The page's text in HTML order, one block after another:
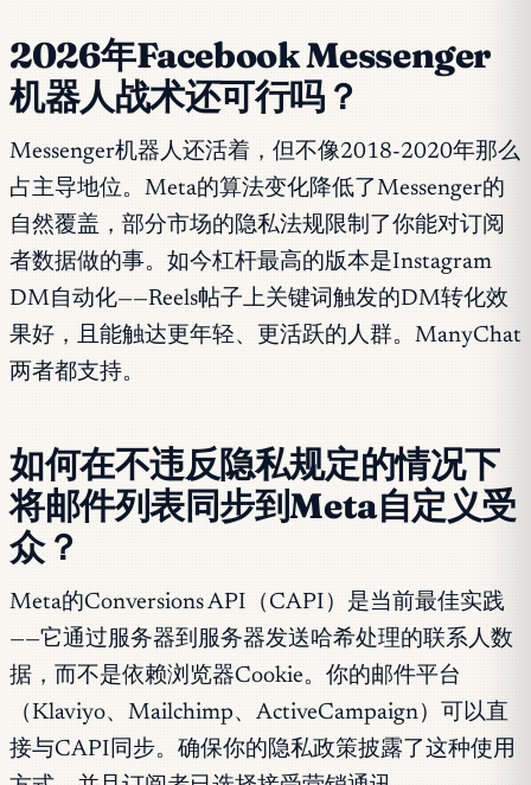
2026年Facebook Messenger
机器人战术还可行吗？
Messenger机器人还活着，但不像2018-2020年那么
占主导地位。Meta的算法变化降低了Messenger的
自然覆盖，部分市场的隐私法规限制了你能对订阅
者数据做的事。如今杠杆最高的版本是Instagram
DM自动化——Reels帖子上关键词触发的DM转化效
果好，且能触达更年轻、更活跃的人群。ManyChat
两者都支持。
如何在不违反隐私规定的情况下
将邮件列表同步到Meta自定义受
众？
Meta的Conversions API（CAPI）是当前最佳实践
——它通过服务器到服务器发送哈希处理的联系人数
据，而不是依赖浏览器Cookie。你的邮件平台
（Klaviyo、Mailchimp、ActiveCampaign）可以直
接与CAPI同步。确保你的隐私政策披露了这种使用